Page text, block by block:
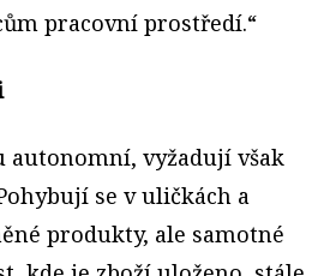
pracovní prostředí.“
autonomní, vyžadují však
se v uličkách a
produkty, ale samotné